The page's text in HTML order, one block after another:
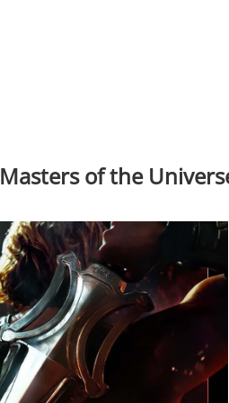
Masters of the